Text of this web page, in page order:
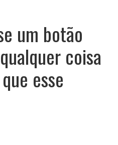
um botão
coisa
esse